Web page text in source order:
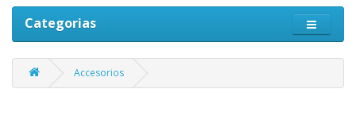
Categorias
Accesorios